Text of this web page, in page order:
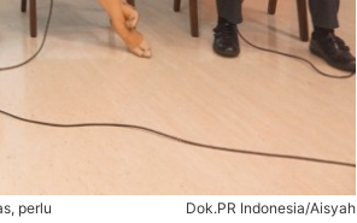
perlu
Dok.PR Indonesia/Aisyah